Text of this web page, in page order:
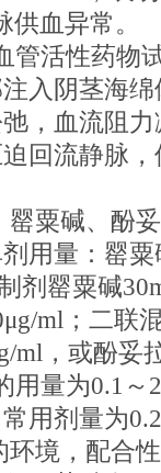
血异常。
活性药物试
入阴茎海
，血流阻
回流静脉
碱、酚妥
用量：罂
剂罂粟碱
ml；二联
ml，或酚妥
用量为0.1
用剂量为
，配合性